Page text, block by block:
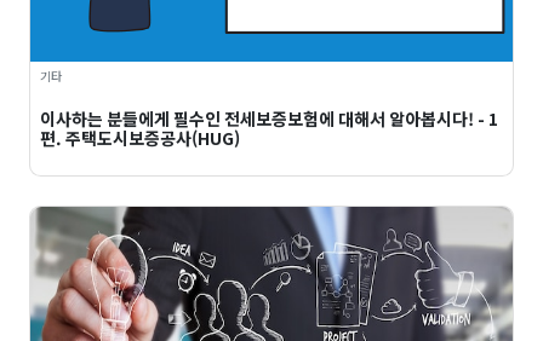
기타
이사하는 분들에게 필수인 전세보증보험에 대해서 알아봅시다! - 1
편. 주택도시보증공사(HUG)